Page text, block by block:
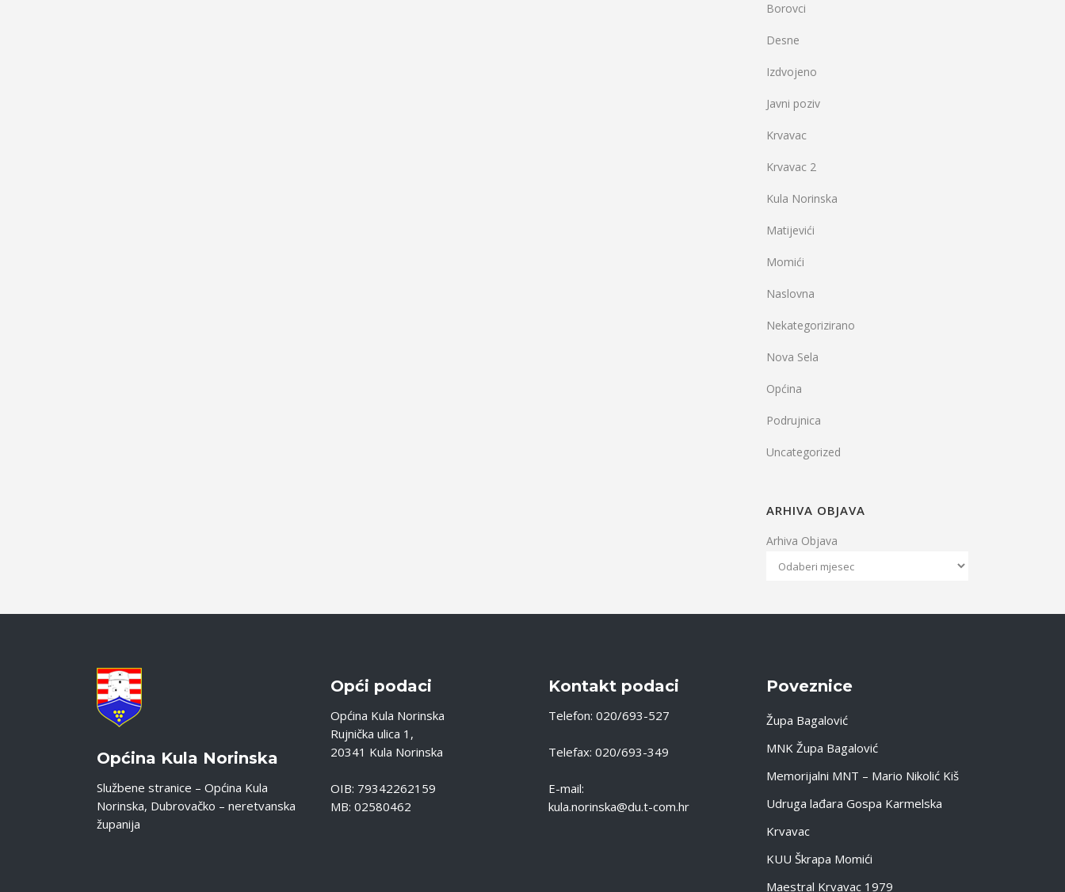
Borovci
Desne
Izdvojeno
Javni poziv
Krvavac
Krvavac 2
Kula Norinska
Matijevići
Momići
Naslovna
Nekategorizirano
Nova Sela
Općina
Podrujnica
Uncategorized
ARHIVA OBJAVA
Arhiva Objava
Općina Kula Norinska
Službene stranice – Općina Kula
Norinska, Dubrovačko – neretvanska
županija
Opći podaci
Općina Kula Norinska
Rujnička ulica 1,
20341 Kula Norinska
OIB: 79342262159
MB: 02580462
Kontakt podaci
Telefon: 020/693-527
Telefax: 020/693-349
E-mail:
kula.norinska@du.t-com.hr
Poveznice
Župa Bagalović
MNK Župa Bagalović
Memorijalni MNT – Mario Nikolić Kiš
Udruga lađara Gospa Karmelska
Krvavac
KUU Škrapa Momići
Maestral Krvavac 1979